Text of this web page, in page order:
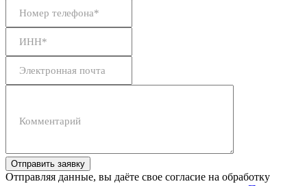
Номер телефона*
ИНН*
Электронная почта
Комментарий
Отправить заявку
Отправляя данные, вы даёте свое согласие на обработку